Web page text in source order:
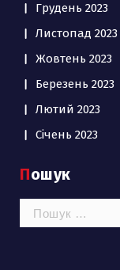
Грудень 2023
Листопад 2023
Жовтень 2023
Березень 2023
Лютий 2023
Січень 2023
Пошук
Пошук: